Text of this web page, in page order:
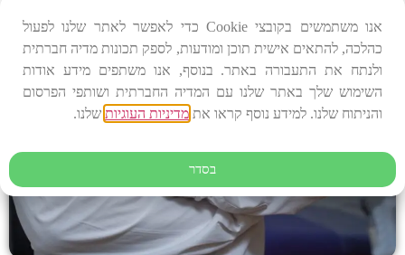
אנו משתמשים בקובצי Cookie כדי לאפשר לאתר שלנו לפעול
כהלכה, להתאים אישית תוכן ומודעות, לספק תכונות מדיה חברתית
ולנתח את התעבורה באתר. בנוסף, אנו משתפים מידע אודות
השימוש שלך באתר שלנו עם המדיה החברתית ושותפי הפרסום
והניתוח שלנו. למידע נוסף קראו את מדיניות העוגיות שלנו.
בסדר